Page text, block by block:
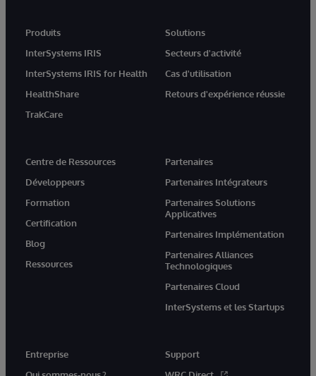
Produits
InterSystems IRIS
InterSystems IRIS for Health
HealthShare
TrakCare
Solutions
Secteurs d'activité
Cas d'utilisation
Retours d'expérience réussie
Centre de Ressources
Développeurs
Formation
Certification
Blog
Ressources
Partenaires
Partenaires Intégrateurs
Partenaires Solutions
Applicatives
Partenaires Implémentation
Partenaires Alliances
Technologiques
Partenaires Cloud
InterSystems et les Startups
Entreprise
Support